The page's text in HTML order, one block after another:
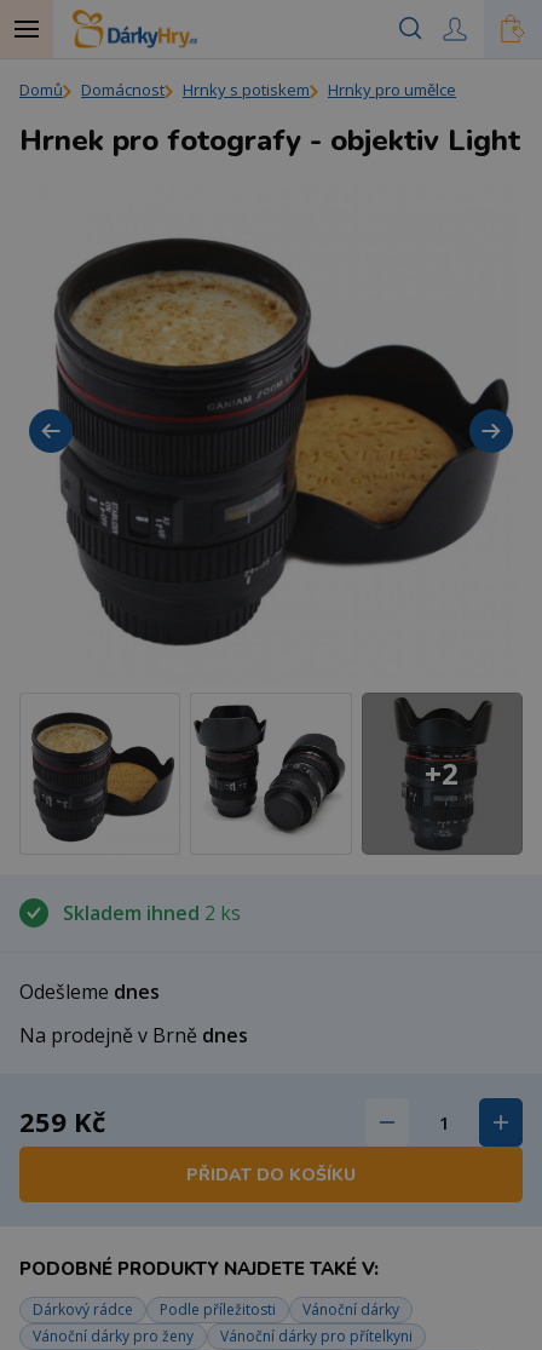
Domů Domácnost Hrnky s potiskem Hrnky pro umělce
Skladem ihned 2 ks
Odešleme dnes
Na prodejně v Brně dnes
259 Kč
PŘIDAT DO KOŠÍKU
PODOBNÉ PRODUKTY NAJDETE TAKÉ V:
Dárkový rádce Podle příležitosti
Vánoční dárky
Vánoční dárky pro ženy
Vánoční dárky pro přítelkyni
Hrnek pro fotografy - objektiv Light
+2